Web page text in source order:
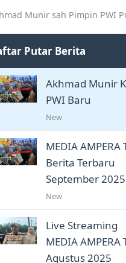
Munir sah Pimpin PWI
Putar Berita
Akhmad Munir
PWI Baru
New
MEDIA AMPERA
Berita Terbaru
September 2025
New
Live Streaming
MEDIA AMPERA
Agustus 2025